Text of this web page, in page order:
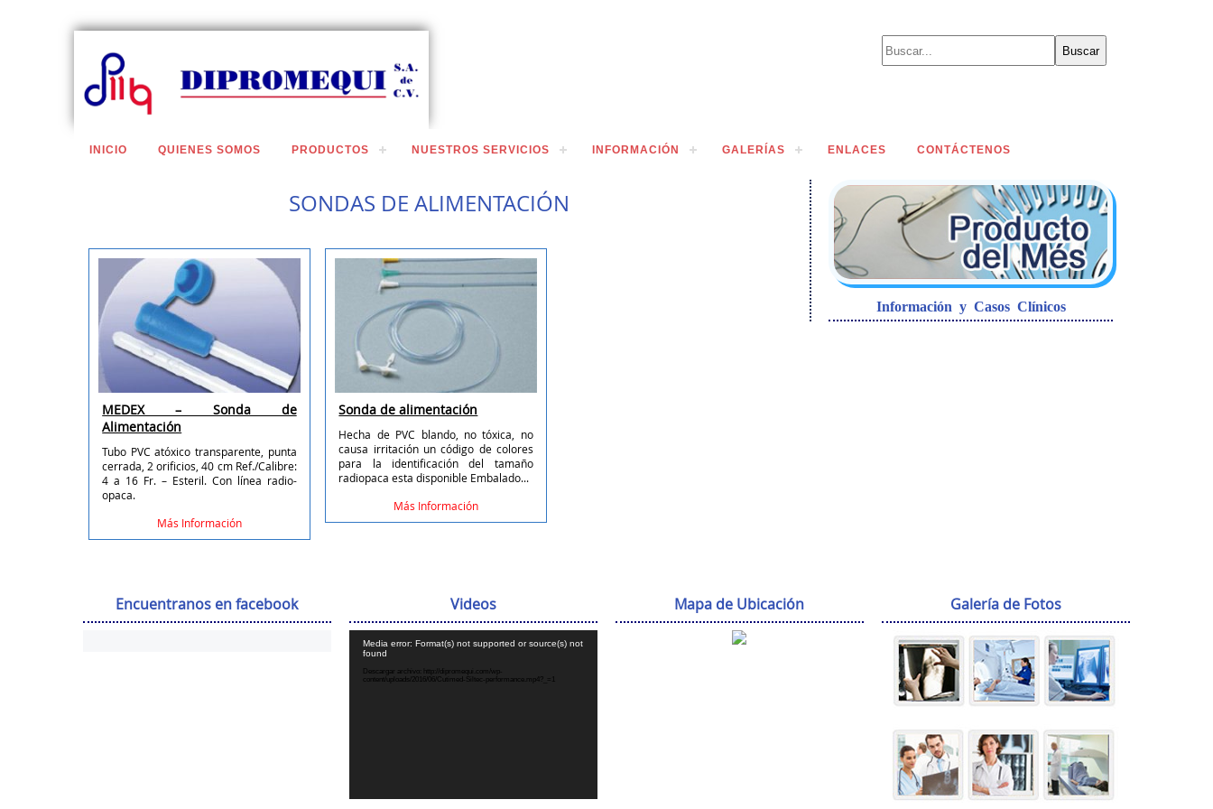
INICIO QUIENES SOMOS PRODUCTOS NUESTROS SERVICIOS INFORMACIÓN GALERÍAS ENLACES CONTÁCTENOS
SONDAS DE ALIMENTACIÓN
MEDEX – Sonda de
Alimentación
Tubo PVC atóxico transparente, punta
cerrada, 2 orificios, 40 cm Ref./Calibre:
4 a 16 Fr. – Esteril. Con línea radio-
opaca.
Más Información
Sonda de alimentación
Hecha de PVC blando, no tóxica, no
causa irritación un código de colores
para la identificación del tamaño
radiopaca esta disponible Embalado...
Más Información
Información y Casos Clínicos
Encuentranos en facebook Videos
de
Media error: Format(s) not supported or source(s) not
found
Descargar archivo: http://dipromequi.com/wp-
content/uploads/2016/06/Cutimed-Siltec-performance.mp4?_=1
Mapa de Ubicación Galería de Fotos